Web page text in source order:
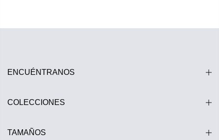
ENCUÉNTRANOS
COLECCIONES
TAMAÑOS